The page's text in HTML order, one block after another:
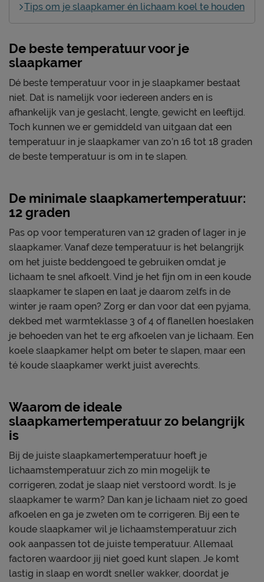
Tips om je slaapkamer én lichaam koel te houden
De beste temperatuur voor je
slaapkamer
Dé beste temperatuur voor in je slaapkamer bestaat
niet. Dat is namelijk voor iedereen anders en is
afhankelijk van je geslacht, lengte, gewicht en leeftijd.
Toch kunnen we er gemiddeld van uitgaan dat een
temperatuur in je slaapkamer van zo’n 16 tot 18 graden
de beste temperatuur is om in te slapen.
De minimale slaapkamertemperatuur:
12 graden
Pas op voor temperaturen van 12 graden of lager in je
slaapkamer. Vanaf deze temperatuur is het belangrijk
om het juiste beddengoed te gebruiken omdat je
lichaam te snel afkoelt. Vind je het fijn om in een koude
slaapkamer te slapen en laat je daarom zelfs in de
winter je raam open? Zorg er dan voor dat een pyjama,
dekbed met warmteklasse 3 of 4 of flanellen hoeslaken
je behoeden van het te erg afkoelen van je lichaam. Een
koele slaapkamer helpt om beter te slapen, maar een
té koude slaapkamer werkt juist averechts.
Waarom de ideale
slaapkamertemperatuur zo belangrijk
is
Bij de juiste slaapkamertemperatuur hoeft je
lichaamstemperatuur zich zo min mogelijk te
corrigeren, zodat je slaap niet verstoord wordt. Is je
slaapkamer te warm? Dan kan je lichaam niet zo goed
afkoelen en ga je zweten om te corrigeren. Bij een te
koude slaapkamer wil je lichaamstemperatuur zich
ook aanpassen tot de juiste temperatuur. Allemaal
factoren waardoor jij niet goed kunt slapen. Je komt
lastig in slaap en wordt sneller wakker, doordat je